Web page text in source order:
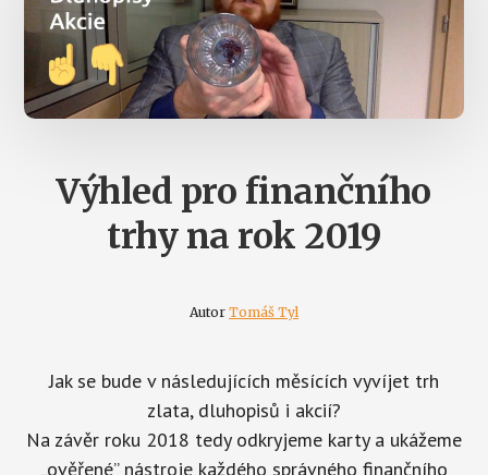
Výhled pro finančního
trhy na rok 2019
Autor Tomáš Tyl
Jak se bude v následujících měsících vyvíjet trh
zlata, dluhopisů i akcií?
Na závěr roku 2018 tedy odkryjeme karty a ukážeme
„ověřené” nástroje každého správného finančního